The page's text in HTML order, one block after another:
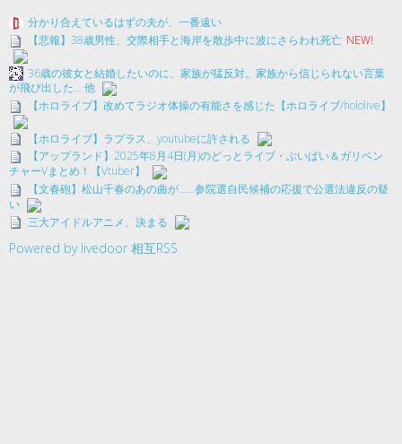
分かり合えているはずの夫が、一番遠い
【悲報】38歳男性、交際相手と海岸を散歩中に波にさらわれ死亡 NEW!
36歳の彼女と結婚したいのに、家族が猛反対。家族から信じられない言葉
が飛び出した… 他
【ホロライブ】改めてラジオ体操の有能さを感じた【ホロライブ/hololive】
【ホロライブ】ラプラス、youtubeに許される
【アップランド】2025年8月4日(月)のどっとライブ・ぶいぱい＆ガリベン
チャーVまとめ！【Vtuber】
【文春砲】松山千春のあの曲が……参院選自民候補の応援で公選法違反の疑
い
三大アイドルアニメ、決まる
Powered by livedoor 相互RSS